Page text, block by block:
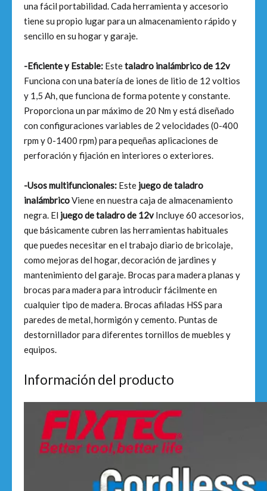
una fácil portabilidad. Cada herramienta y accesorio
tiene su propio lugar para un almacenamiento rápido y
sencillo en su hogar y garaje.
-Eficiente y Estable: Estetaladro inalámbrico de 12v
Funciona con una batería de iones de litio de 12 voltios
y 1,5 Ah, que funciona de forma potente y constante.
Proporciona un par máximo de 20 Nm y está diseñado
con configuraciones variables de 2 velocidades (0-400
rpm y 0-1400 rpm) para pequeñas aplicaciones de
perforación y fijación en interiores o exteriores.
-Usos multifuncionales: Este juego de taladro
inalámbricoViene en nuestra caja de almacenamiento
negra. El juego de taladro de 12vIncluye 60 accesorios,
que básicamente cubren las herramientas habituales
que puedes necesitar en el trabajo diario de bricolaje,
como mejoras del hogar, decoración de jardines y
mantenimiento del garaje. Brocas para madera planas y
brocas para madera para introducir fácilmente en
cualquier tipo de madera. Brocas afiladas HSS para
paredes de metal, hormigón y cemento. Puntas de
destornillador para diferentes tornillos de muebles y
equipos.
Información del producto